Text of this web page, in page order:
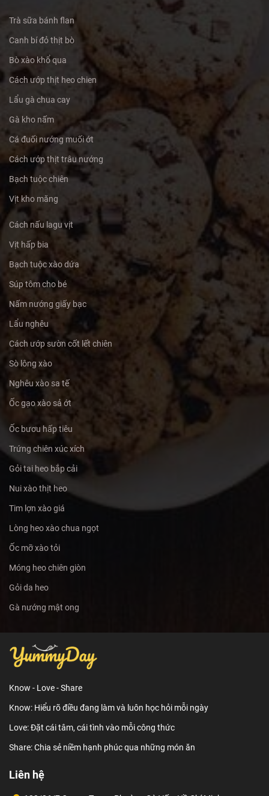
Trà sữa bánh flan
Canh bí đỏ thịt bò
Bò xào khổ qua
Cách ướp thịt heo chien
Lẩu gà chua cay
Gà kho nấm
Cá đuối nướng muối ớt
Cách ướp thịt trâu nướng
Bạch tuộc chiên
Vịt kho măng
Cách nấu lagu vịt
Vịt hấp bia
Bạch tuộc xào dứa
Súp tôm cho bé
Nấm nướng giấy bạc
Lẩu nghêu
Cách ướp sườn cốt lết chiên
Sò lông xào
Nghêu xào sa tế
Ốc gạo xào sả ớt
Ốc bươu hấp tiêu
Trứng chiên xúc xích
Gỏi tai heo bắp cải
Nui xào thịt heo
Tim lợn xào giá
Lòng heo xào chua ngọt
Ốc mỡ xào tỏi
Móng heo chiên giòn
Gỏi da heo
Gà nướng mật ong
Know - Love - Share
Know: Hiểu rõ điều đang làm và luôn học hỏi mỗi ngày
Love: Đặt cái tâm, cái tình vào mỗi công thức
Share: Chia sẻ niềm hạnh phúc qua những món ăn
Liên hệ